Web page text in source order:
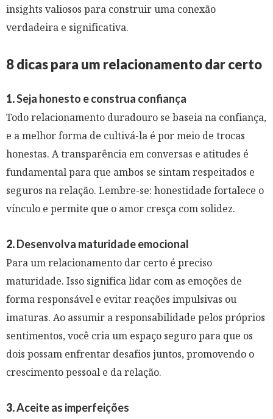
insights valiosos para construir uma conexão
verdadeira e significativa.
8 dicas para um relacionamento dar certo
1.Seja honesto e construa confiança
Todo relacionamento duradouro se baseia na confiança,
e a melhor forma de cultivá-la é por meio de trocas
honestas. A transparência em conversas e atitudes é
fundamental para que ambos se sintam respeitados e
seguros na relação. Lembre-se: honestidade fortalece o
vínculo e permite que o amor cresça com solidez.
2.Desenvolva maturidade emocional
Para um relacionamento dar certo é preciso
maturidade. Isso significa lidar com as emoções de
forma responsável e evitar reações impulsivas ou
imaturas. Ao assumir a responsabilidade pelos próprios
sentimentos, você cria um espaço seguro para que os
dois possam enfrentar desafios juntos, promovendo o
crescimento pessoal e da relação.
3.Aceite as imperfeições